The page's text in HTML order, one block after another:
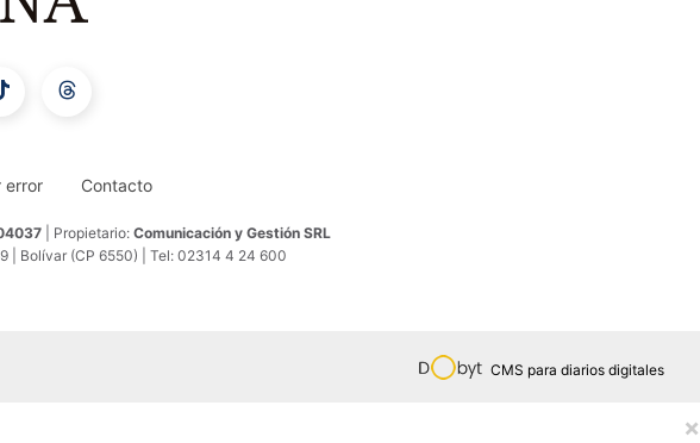
error Contacto
| Propietario: Comunicación y Gestión SRL
| Bolívar (CP 6550) | Tel: 02314 4 24 600
CMS para diarios digitales
×